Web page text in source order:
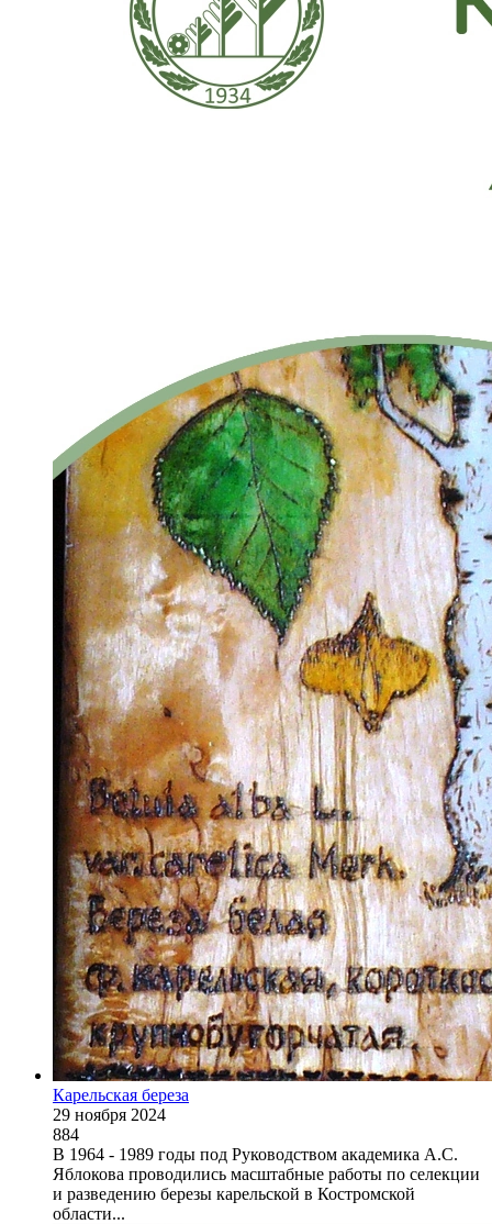
Карельская береза
29 ноября 2024
884
В 1964 - 1989 годы под Руководством академика А.С.
Яблокова проводились масштабные работы по селекции
и разведению березы карельской в Костромской
области...